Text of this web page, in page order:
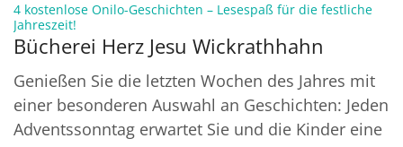
4 kostenlose Onilo-Geschichten – Lesespaß für die festliche
Jahreszeit!
Bücherei Herz Jesu Wickrathhahn
Genießen Sie die letzten Wochen des Jahres mit
einer besonderen Auswahl an Geschichten: Jeden
Adventssonntag erwartet Sie und die Kinder eine